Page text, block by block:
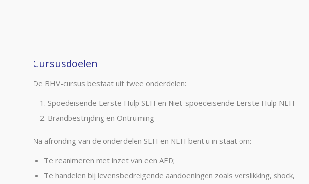
Cursusdoelen
De BHV-cursus bestaat uit twee onderdelen:
Spoedeisende Eerste Hulp SEH en Niet-spoedeisende Eerste Hulp NEH
Brandbestrijding en Ontruiming
Na afronding van de onderdelen SEH en NEH bent u in staat om:
Te reanimeren met inzet van een AED;
Te handelen bij levensbedreigende aandoeningen zoals verslikking, shock,